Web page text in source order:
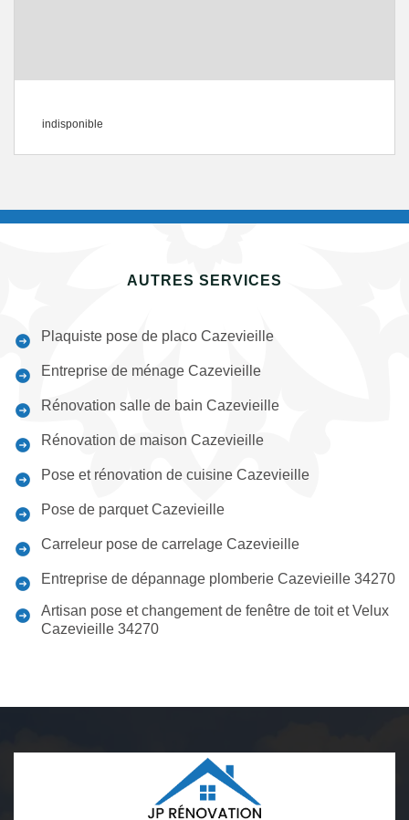
indisponible
AUTRES SERVICES
Plaquiste pose de placo Cazevieille
Entreprise de ménage Cazevieille
Rénovation salle de bain Cazevieille
Rénovation de maison Cazevieille
Pose et rénovation de cuisine Cazevieille
Pose de parquet Cazevieille
Carreleur pose de carrelage Cazevieille
Entreprise de dépannage plomberie Cazevieille 34270
Artisan pose et changement de fenêtre de toit et Velux
Cazevieille 34270